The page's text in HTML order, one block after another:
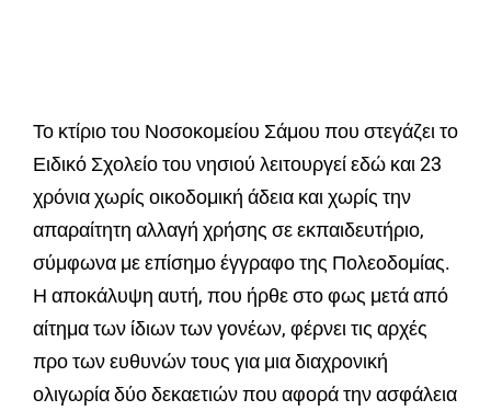
Το κτίριο του Νοσοκομείου Σάμου που στεγάζει το
Ειδικό Σχολείο του νησιού λειτουργεί εδώ και 23
χρόνια χωρίς οικοδομική άδεια και χωρίς την
απαραίτητη αλλαγή χρήσης σε εκπαιδευτήριο,
σύμφωνα με επίσημο έγγραφο της Πολεοδομίας.
Η αποκάλυψη αυτή, που ήρθε στο φως μετά από
αίτημα των ίδιων των γονέων, φέρνει τις αρχές
προ των ευθυνών τους για μια διαχρονική
ολιγωρία δύο δεκαετιών που αφορά την ασφάλεια